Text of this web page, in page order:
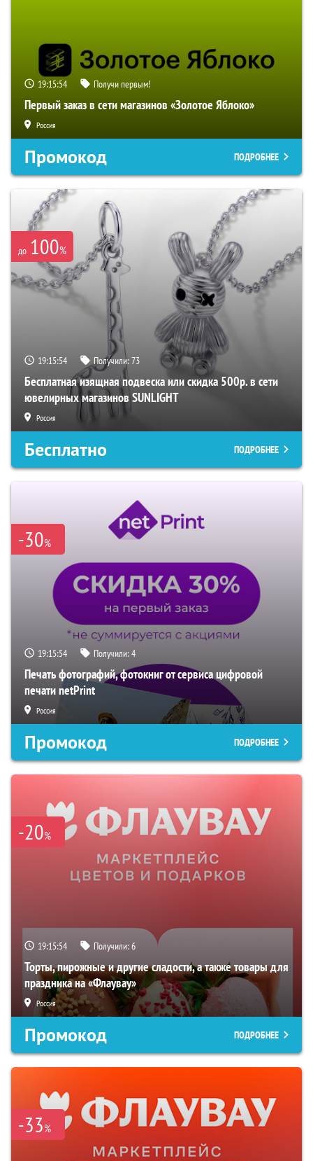
19:15:53 Получи первым!
Первый заказ в сети магазинов «Золотое Яблоко»
Россия
Промокод ПОДРОБНЕЕ
до 100%
19:15:53 Получили:73
Бесплатная изящная подвеска или скидка 500р. в сети
ювелирных магазинов SUNLIGHT
Россия
Бесплатно ПОДРОБНЕЕ
-30%
19:15:53 Получили:4
Печать фотографий, фотокниг от сервиса цифровой
печати netPrint
Россия
Промокод ПОДРОБНЕЕ
-20%
19:15:53 Получили:6
Торты, пирожные и другие сладости, а также товары для
праздника на «Флаувау»
Россия
Промокод ПОДРОБНЕЕ
-33%